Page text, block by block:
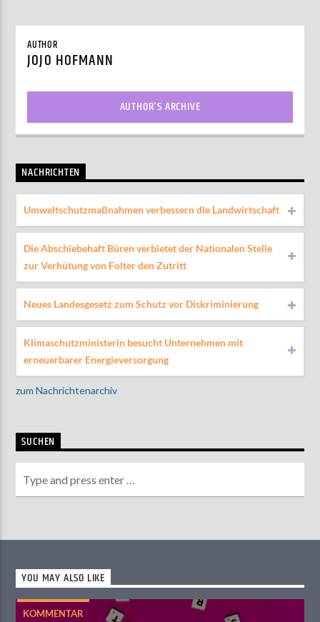
AUTHOR
JOJO HOFMANN
AUTHOR'S ARCHIVE
NACHRICHTEN
Umweltschutzmaßnahmen verbessern die Landwirtschaft
Die Abschiebehaft Büren verbietet der Nationalen Stelle
zur Verhütung von Folter den Zutritt
Neues Landesgesetz zum Schutz vor Diskriminierung
Klimaschutzministerin besucht Unternehmen mit
erneuerbarer Energieversorgung
zum Nachrichtenarchiv
SUCHEN
YOU MAY ALSO LIKE
KOMMENTAR